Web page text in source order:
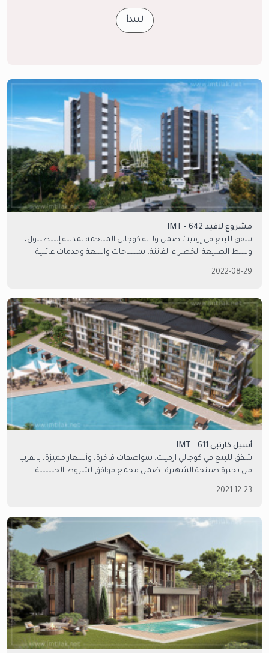
لنبدأ
مشروع لافيد IMT - 642
شقق للبيع في إزميت ضمن ولاية كوجالي المتاخمة لمدينة إسطنبول،
وسط الطبيعة الخضراء الفاتنة، بمساحات واسعة وخدمات عائلية
2022-08-29
أسيل كارتبي IMT - 611
شقق للبيع في كوجالي ازميت، بمواصفات فاخرة، وأسعار مميزة، بالقرب
من بحيرة صبنجة الشهيرة، ضمن مجمع موافق لشروط الجنسية
2021-12-23